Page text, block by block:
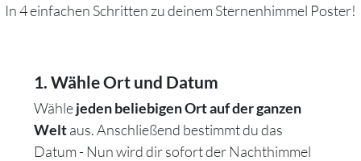
In 4 einfachen Schritten zu deinem Sternenhimmel Poster!
1. Wähle Ort und Datum
Wählejeden beliebigen Ort auf der ganzen
Weltaus. Anschließend bestimmt du das
Datum - Nun wird dir sofort der Nachthimmel